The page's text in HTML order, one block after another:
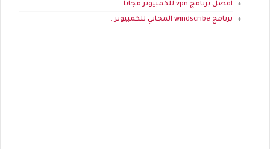
افضل برنامج vpn للكمبيوتر مجانا .
برنامج windscribe المجاني للكمبيوتر .